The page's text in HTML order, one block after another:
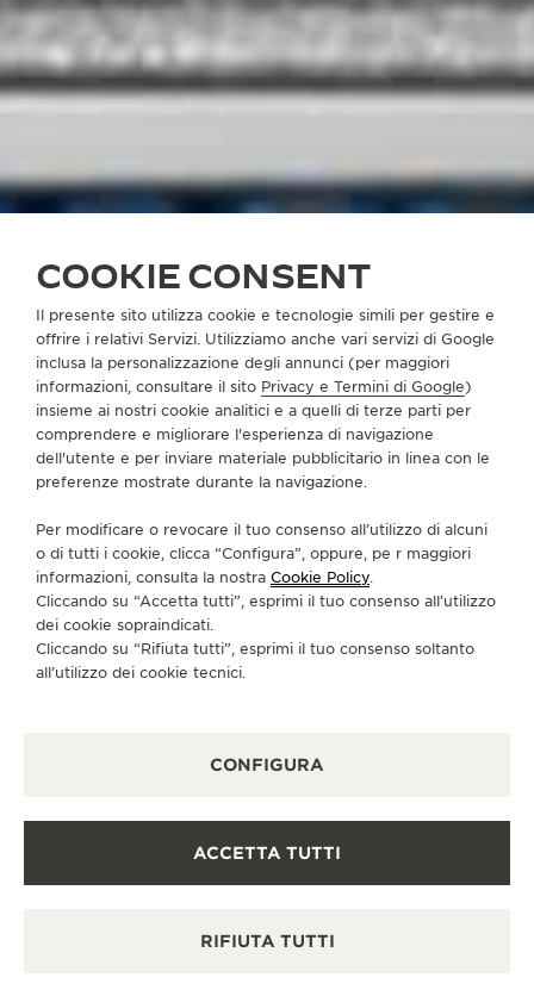
COOKIE CONSENT
Il presente sito utilizza cookie e tecnologie simili per gestire e
offrire i relativi Servizi. Utilizziamo anche vari servizi di Google
inclusa la personalizzazione degli annunci (per maggiori
informazioni, consultare il sito Privacy e Termini di Google)
insieme ai nostri cookie analitici e a quelli di terze parti per
comprendere e migliorare l'esperienza di navigazione
dell'utente e per inviare materiale pubblicitario in linea con le
preferenze mostrate durante la navigazione.
Per modificare o revocare il tuo consenso all’utilizzo di alcuni
o di tutti i cookie, clicca “Configura”, oppure, pe r maggiori
informazioni, consulta la nostra Cookie Policy.
Cliccando su “Accetta tutti”, esprimi il tuo consenso all’utilizzo
dei cookie sopraindicati.
Cliccando su “Rifiuta tutti”, esprimi il tuo consenso soltanto
all’utilizzo dei cookie tecnici.
CONFIGURA
ACCETTA TUTTI
RIFIUTA TUTTI